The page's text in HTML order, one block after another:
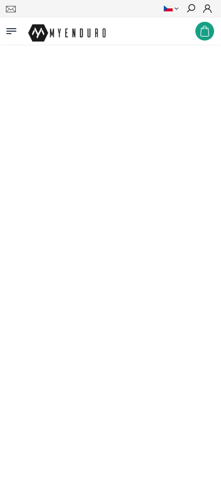
Hledat